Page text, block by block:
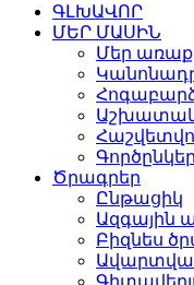
ԳԼԽԱՎՈՐ
ՄԵՐ ՄԱՍԻՆ
Մեր
Ծրագրեր
Ընթացիկ
Ազգային
Բիզնես